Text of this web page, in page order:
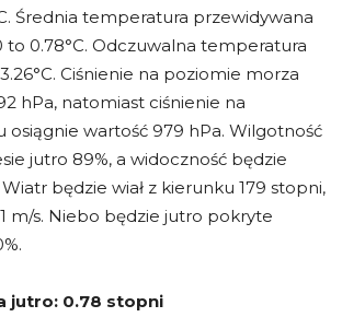
Średnia temperatura przewidywana
to 0.78°C. Odczuwalna temperatura
Ciśnienie na poziomie morza
hPa, natomiast ciśnienie na
osiągnie wartość 979 hPa. Wilgotność
jutro 89%, a widoczność będzie
będzie wiał z kierunku 179 stopni,
m/s. Niebo będzie jutro pokryte
jutro: 0.78 stopni